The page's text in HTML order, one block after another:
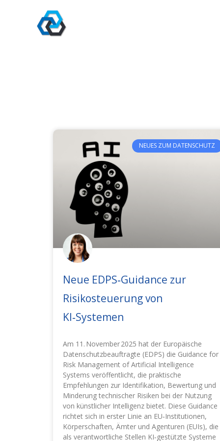
NEUES ZUM DATENSCHUTZ
Neue EDPS‑Guidance zur
Risikosteuerung von
KI‑Systemen
Am 11. November 2025 hat der Europäische
Datenschutzbeauftragte (EDPS) die Guidance for
Risk Management of Artificial Intelligence
Systems veröffentlicht, die praktische
Empfehlungen zur Identifikation, Bewertung und
Minderung technischer Risiken bei der Nutzung
von künstlicher Intelligenz bietet. Diese Guidance
richtet sich in erster Linie an EU‑Institutionen,
Körperschaften, Ämter und Agenturen (EUIs), die
als verantwortliche Stellen KI‑gestützte Systeme